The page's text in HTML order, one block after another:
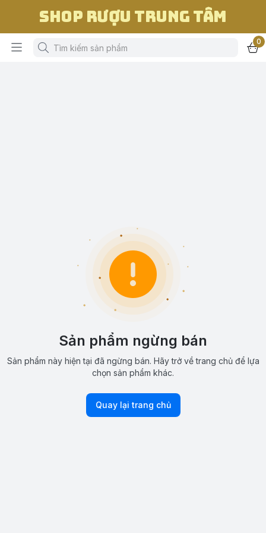
Shop Rượu Trung Tâm
0
Sản phẩm ngừng bán
Sản phẩm này hiện tại đã ngừng bán. Hãy trở về trang chủ để lựa
chọn sản phẩm khác.
Quay lại trang chủ